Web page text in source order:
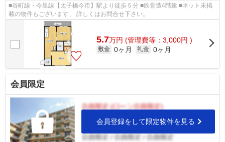
■谷町線・今里線【太子橋今市】駅より徒歩５分 ■鉄骨造4階建 ■ネット未掲
載の物件もございます、 詳しくはお問合せ下さい。
5.7万円 (管理費等：3,000円 )
敷金 0ヶ月 礼金 0ヶ月
会員限定
会員登録をして限定物件を見る